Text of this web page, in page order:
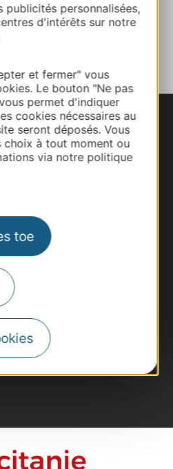
publicités personnalisées,
d'intérêts sur notre
et fermer" vous
Le bouton "Ne pas
permet d'indiquer
cookies nécessaires au
seront déposés. Vous
à tout moment ou
via notre politique
toe